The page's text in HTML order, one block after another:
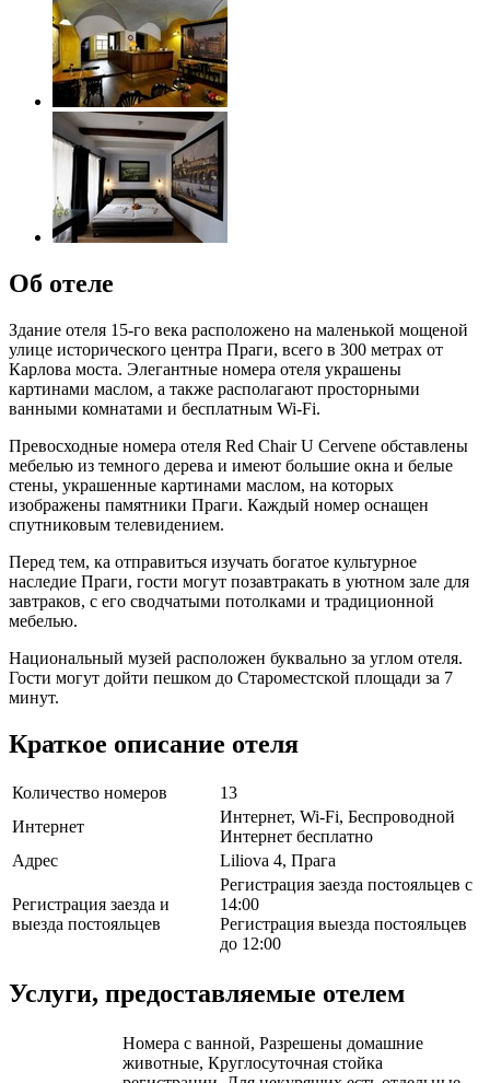
Об отеле
Здание отеля 15-го века расположено на маленькой мощеной
улице исторического центра Праги, всего в 300 метрах от
Карлова моста. Элегантные номера отеля украшены
картинами маслом, а также располагают просторными
ванными комнатами и бесплатным Wi-Fi.
Превосходные номера отеля Red Chair U Cervene обставлены
мебелью из темного дерева и имеют большие окна и белые
стены, украшенные картинами маслом, на которых
изображены памятники Праги. Каждый номер оснащен
спутниковым телевидением.
Перед тем, ка отправиться изучать богатое культурное
наследие Праги, гости могут позавтракать в уютном зале для
завтраков, с его сводчатыми потолками и традиционной
мебелью.
Национальный музей расположен буквально за углом отеля.
Гости могут дойти пешком до Староместской площади за 7
минут.
Краткое описание отеля
Количество номеров
13
Интернет
Интернет, Wi-Fi, Беспроводной
Интернет бесплатно
Адрес
Liliova 4, Прага
Регистрация заезда и
выезда постояльцев
Регистрация заезда постояльцев с
14:00
Регистрация выезда постояльцев
до 12:00
Услуги, предоставляемые отелем
Номера с ванной, Разрешены домашние
животные, Круглосуточная стойка